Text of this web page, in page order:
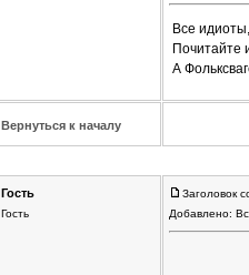
Все
Почитайте
А
Вернуться к началу
Гость
Гость
Заголовок
Добавлено: